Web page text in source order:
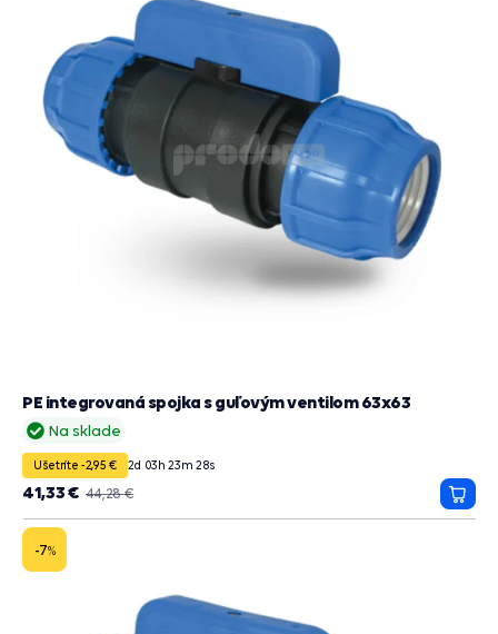
Na sklade
PE integrovaná spojka s guľovým ventilom 63x63
Ušetríte -2,95 € 2d 03h 23m 27s
44,28 €
41,33 €
do
-7%